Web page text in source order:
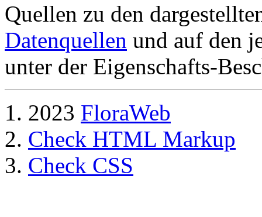
Quellen zu den
Datenquellen und auf den
unter der Eigenschafts-
2023 FloraWeb
Check HTML Markup
Check CSS